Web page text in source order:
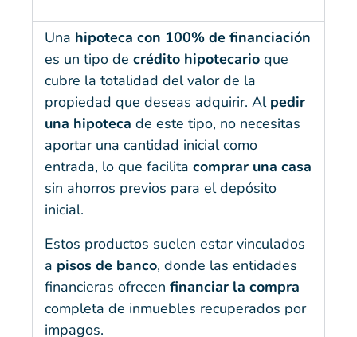
Una hipoteca con 100% de financiación
es un tipo de crédito hipotecario que
cubre la totalidad del valor de la
propiedad que deseas adquirir. Al pedir
una hipoteca de este tipo, no necesitas
aportar una cantidad inicial como
entrada, lo que facilita comprar una casa
sin ahorros previos para el depósito
inicial.
Estos productos suelen estar vinculados
a pisos de banco, donde las entidades
financieras ofrecen financiar la compra
completa de inmuebles recuperados por
impagos.